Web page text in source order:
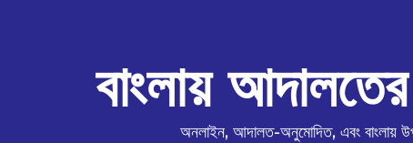
বাংলায়
অনলাইন, আদালত-অনুমোদিত, এবং বাংলায়